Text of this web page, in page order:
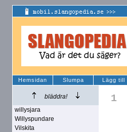
Hemsidan Slumpa Lägg till
bläddra!
willysjara
Willyspundare
Vilskita
1